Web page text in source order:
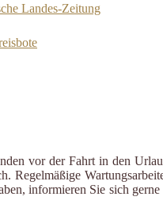
Landes-Zeitung
vor der Fahrt in den
Regelmäßige
informieren Sie sich